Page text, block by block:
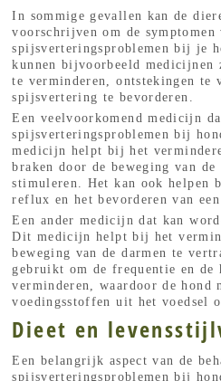
In sommige gevallen kan de
voorschrijven om de symptomen
spijsverteringsproblemen bij je
kunnen bijvoorbeeld
te verminderen, ontstekingen te
spijsvertering te bevorderen.
Een veelvoorkomend medicijn
spijsverteringsproblemen bij
medicijn helpt bij het
braken door de beweging van de
stimuleren. Het kan ook helpen
reflux en het bevorderen van
Een ander medicijn dat kan
Dit medicijn helpt bij het
beweging van de darmen te
gebruikt om de frequentie en de
verminderen, waardoor de hond
voedingsstoffen uit het voedsel
Dieet en
Een belangrijk aspect van de
spijsverteringsproblemen bij